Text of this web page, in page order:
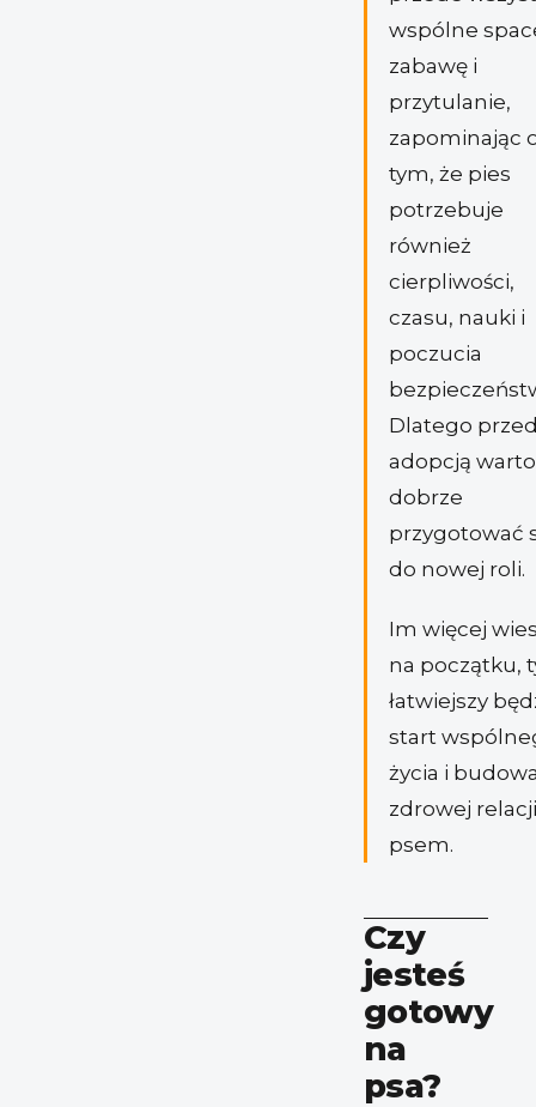
wspólne
zabawę i
przytulanie,
zapominając
tym, że pies
potrzebuje
również
cierpliwości,
czasu, nauki i
poczucia
Dlatego
adopcją warto
dobrze
przygotować
do nowej roli.
Im więcej
na początku,
łatwiejszy
start
życia i
zdrowej
psem.
Czy
jesteś
gotowy
na
psa?